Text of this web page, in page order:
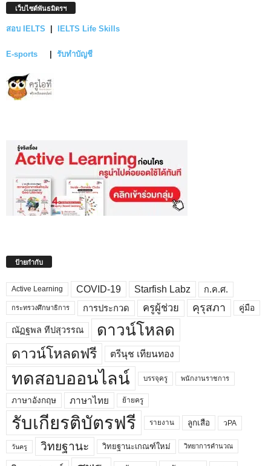
เว็บไซต์พันธมิตรฯ
สอบ IELTS IELTS Life Skills
E-sports รับทำบัญชี
ป้ายกำกับ
Active Learning COVID-19 Starfish Labz ก.ค.ศ.
กระทรวงศึกษาธิการ การประกวด ครูผู้ช่วย คุรุสภา คู่มือ
ณัฏฐพล ทีปสุวรรณ ดาวน์โหลด
ดาวน์โหลดฟรี ตรีนุช เทียนทอง
ทดสอบออนไลน์ บรรจุครู พนักงานราชการ
ภาษาอังกฤษ ภาษาไทย ย้ายครู
รับเกียรติบัตรฟรี รายงาน ลูกเสือ วPA
วันครู วิทยฐานะ วิทยฐานะเกณฑ์ใหม่ วิทยาการคำนวณ